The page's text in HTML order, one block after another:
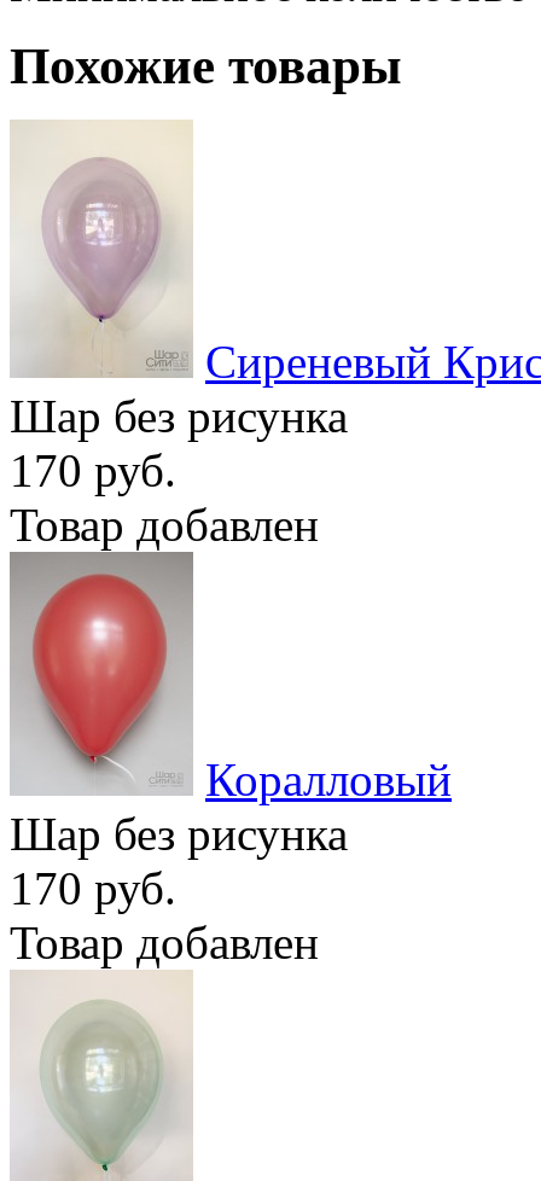
Похожие товары
Сиреневый
Шар без рисунка
170 руб.
Товар добавлен
Коралловый
Шар без рисунка
170 руб.
Товар добавлен